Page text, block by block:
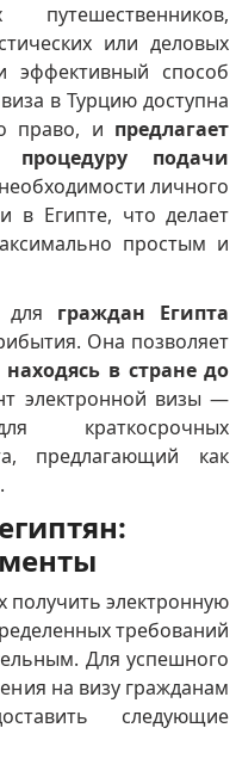
или деловых
эффективный способ
в Турцию доступна
право, и предлагает
процедуру подачи
личного
в Египте, что делает
простым и
для граждан Египта
Она позволяет
находясь в стране до
электронной визы —
краткосрочных
предлагающий как
электронную
требований
Для успешного
на визу гражданам
следующие